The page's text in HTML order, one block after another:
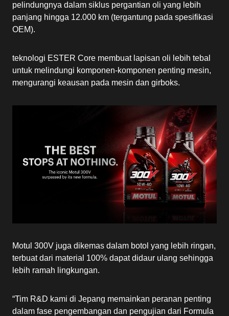
pelindungnya dalam siklus pergantian oli yang lebih
panjang hingga 12.000 km (tergantung pada spesifikasi
OEM).
teknologi ESTER Core membuat lapisan oli lebih tebal
untuk melindungi komponen-komponen penting mesin,
mengurangi keausan pada mesin dan girboks.
Motul 300V juga dikemas dalam botol yang lebih ringan,
terbuat dari material 100% dapat didaur ulang sehingga
lebih ramah lingkungan.
“Tim R&D kami di Jepang memainkan peranan penting
dalam fase pengembangan dan pengujian dari Formula